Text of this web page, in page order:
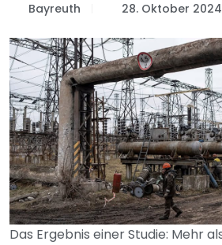
Bayreuth 28. Oktober 2024
Das Ergebnis einer Studie: Mehr